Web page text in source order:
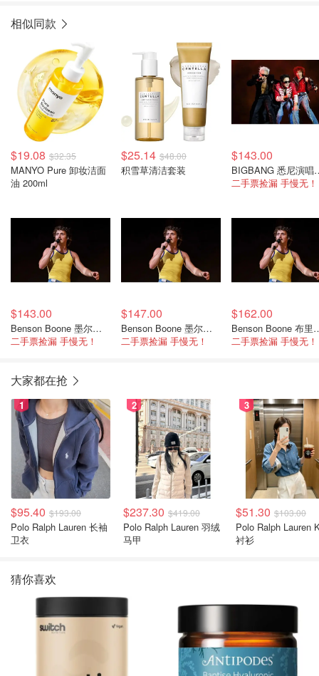
相似同款
$19.08 $32.35
MANYO Pure 卸妆洁面
油 200ml
$25.14 $48.00
积雪草清洁套装
$143.00
二手票捡漏 手慢无！
$143.00
Benson Boone 墨尔本演唱会 11月13日
二手票捡漏 手慢无！
$147.00
Benson Boone 墨尔本演唱会 11月12日
二手票捡漏 手慢无！
$162.00
Benson
二手票捡漏 手慢无！
大家都在抢
1
$95.40 $193.00
Polo Ralph Lauren 长袖
卫衣
2
$237.30 $419.00
Polo Ralph Lauren 羽绒
马甲
3
$51.30 $103.00
Polo Ralph Lauren Kids
衬衫
猜你喜欢